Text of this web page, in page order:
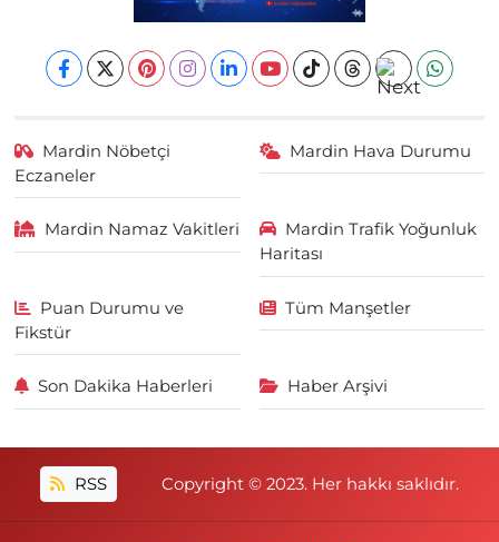
Mardin Nöbetçi
Eczaneler
Mardin Hava Durumu
Mardin Namaz Vakitleri
Mardin Trafik Yoğunluk
Haritası
Puan Durumu ve
Fikstür
Tüm Manşetler
Son Dakika Haberleri Haber Arşivi
RSS Copyright © 2023. Her hakkı saklıdır.